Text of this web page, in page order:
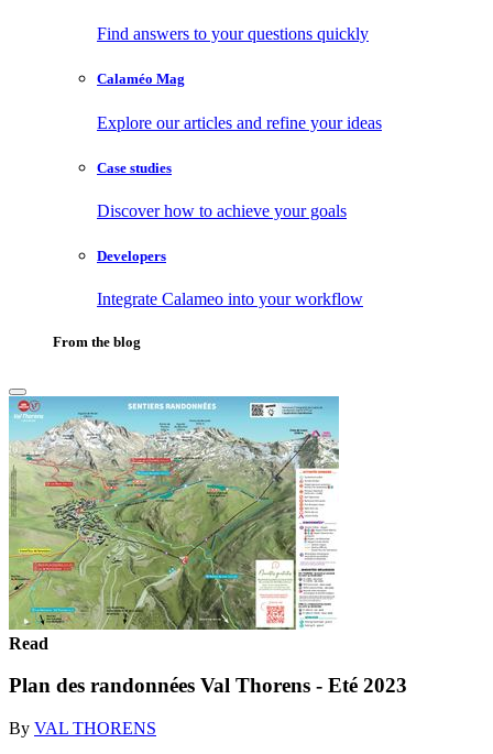
Find answers to your questions quickly
Calaméo Mag
Explore our articles and refine your ideas
Case studies
Discover how to achieve your goals
Developers
Integrate Calameo into your workflow
From the blog
Read
Plan des randonnées Val Thorens - Eté 2023
By VAL THORENS